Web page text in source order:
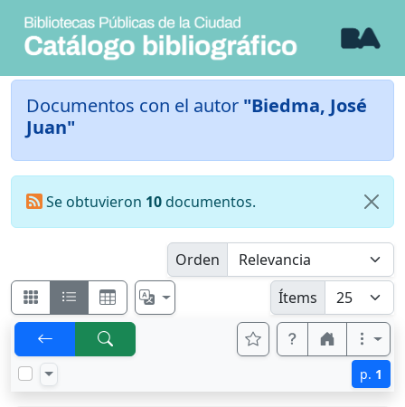
Documentos con el autor "Biedma, José
Juan"
Se obtuvieron 10documentos.
Orden
Ítems
p. 1